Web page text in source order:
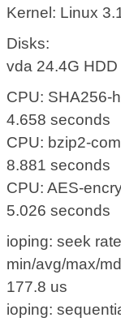
Kernel: Linux
Disks:
vda 24.4G HDD
CPU: SHA256-
4.658 seconds
CPU: bzip2-
8.881 seconds
CPU: AES-
5.026 seconds
ioping: seek rate
min/avg/max/
177.8 us
ioping: